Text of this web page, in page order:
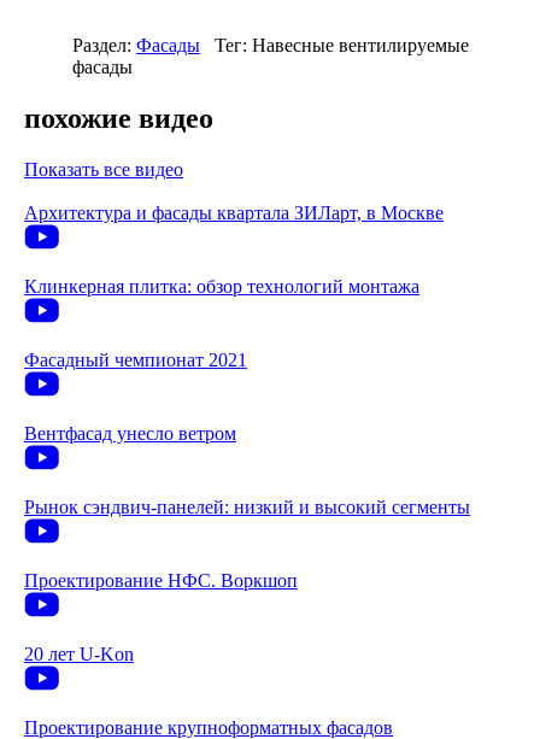
Раздел: Фасады Тег: Навесные вентилируемые
фасады
похожие видео
Показать все видео
Архитектура и фасады квартала ЗИЛарт, в Москве
Клинкерная плитка: обзор технологий монтажа
Фасадный чемпионат 2021
Вентфасад унесло ветром
Рынок сэндвич-панелей: низкий и высокий сегменты
Проектирование НФС. Воркшоп
20 лет U-Kon
Проектирование крупноформатных фасадов